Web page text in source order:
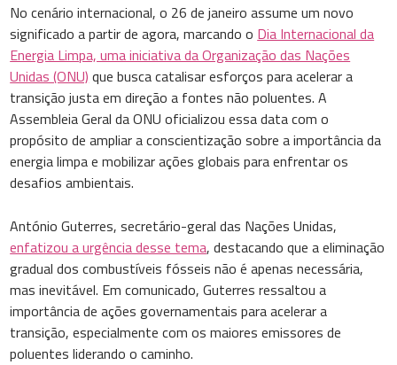
No cenário internacional, o 26 de janeiro assume um novo
significado a partir de agora, marcando o Dia Internacional da
Energia Limpa, uma iniciativa da Organização das Nações
Unidas (ONU) que busca catalisar esforços para acelerar a
transição justa em direção a fontes não poluentes. A
Assembleia Geral da ONU oficializou essa data com o
propósito de ampliar a conscientização sobre a importância da
energia limpa e mobilizar ações globais para enfrentar os
desafios ambientais.
António Guterres, secretário-geral das Nações Unidas,
enfatizou a urgência desse tema, destacando que a eliminação
gradual dos combustíveis fósseis não é apenas necessária,
mas inevitável. Em comunicado, Guterres ressaltou a
importância de ações governamentais para acelerar a
transição, especialmente com os maiores emissores de
poluentes liderando o caminho.